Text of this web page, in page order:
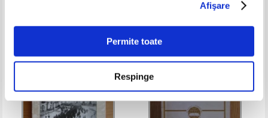
Afişare
Permite toate
Respinge